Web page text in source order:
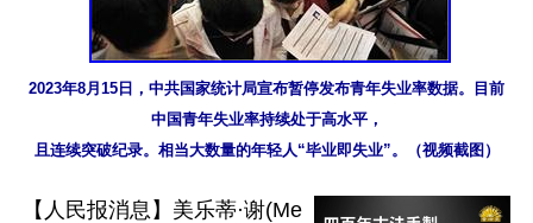
2023年8月15日，中共国家统计局宣布暂停发布青年失业率数据。目前
中国青年失业率持续处于高水平，
且连续突破纪录。相当大数量的年轻人“毕业即失业”。（视频截图）
【人民报消息】美乐蒂·谢(Me